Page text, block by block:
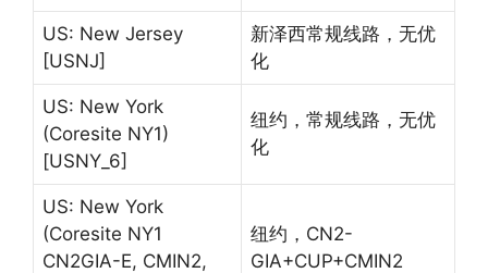
US: New Jersey
[USNJ]
新泽西常规线路，无优
化
US: New York
(Coresite NY1)
[USNY_6]
纽约，常规线路，无优
化
US: New York
(Coresite NY1
CN2GIA-E, CMIN2,
纽约，CN2-
GIA+CUP+CMIN2